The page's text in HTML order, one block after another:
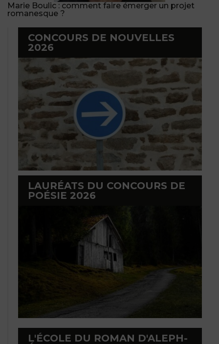
Marie Boulic : comment faire émerger un projet
romanesque ?
CONCOURS DE NOUVELLES
2026
LAURÉATS DU CONCOURS DE
POÉSIE 2026
L'ÉCOLE DU ROMAN D'ALEPH-